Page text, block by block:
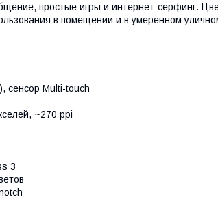
простые игры и интернет-серфинг.
в помещении и в умеренном
сенсор Multi-touch
~270 ppi
3